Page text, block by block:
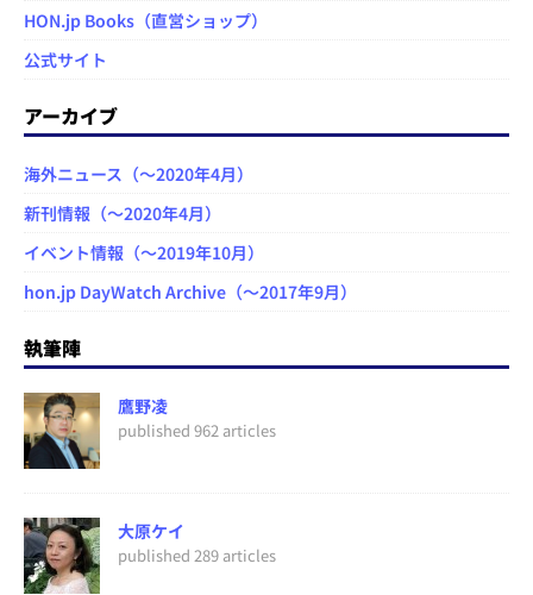
HON.jp Books（直営ショップ）
公式サイト
アーカイブ
海外ニュース（～2020年4月）
新刊情報（～2020年4月）
イベント情報（～2019年10月）
hon.jp DayWatch Archive（～2017年9月）
執筆陣
鷹野凌
published 962 articles
大原ケイ
published 289 articles